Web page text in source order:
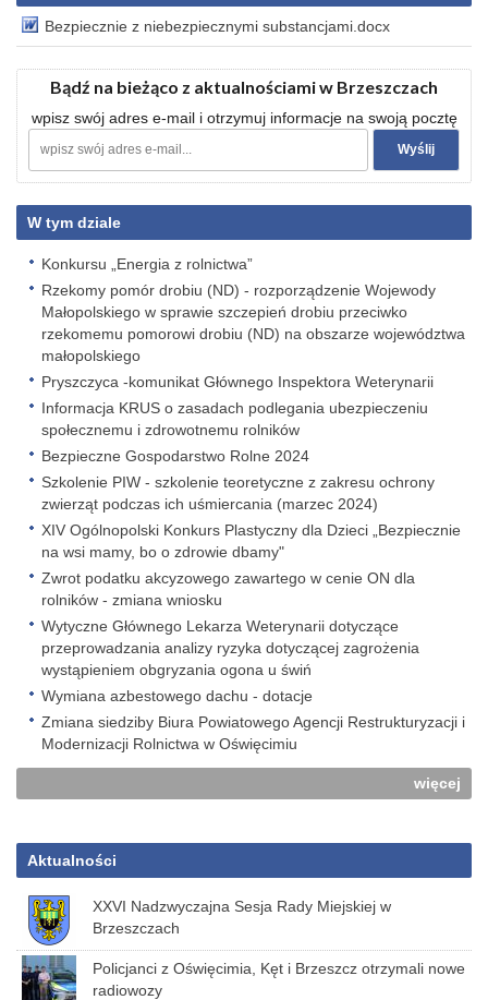
Bezpiecznie z niebezpiecznymi substancjami.docx
Bądź na bieżąco z aktualnościami w Brzeszczach
wpisz swój adres e-mail i otrzymuj informacje na swoją pocztę
W tym dziale
Konkursu „Energia z rolnictwa”
Rzekomy pomór drobiu (ND) - rozporządzenie Wojewody
Małopolskiego w sprawie szczepień drobiu przeciwko
rzekomemu pomorowi drobiu (ND) na obszarze województwa
małopolskiego
Pryszczyca -komunikat Głównego Inspektora Weterynarii
Informacja KRUS o zasadach podlegania ubezpieczeniu
społecznemu i zdrowotnemu rolników
Bezpieczne Gospodarstwo Rolne 2024
Szkolenie PIW - szkolenie teoretyczne z zakresu ochrony
zwierząt podczas ich uśmiercania (marzec 2024)
XIV Ogólnopolski Konkurs Plastyczny dla Dzieci „Bezpiecznie
na wsi mamy, bo o zdrowie dbamy"
Zwrot podatku akcyzowego zawartego w cenie ON dla
rolników - zmiana wniosku
Wytyczne Głównego Lekarza Weterynarii dotyczące
przeprowadzania analizy ryzyka dotyczącej zagrożenia
wystąpieniem obgryzania ogona u świń
Wymiana azbestowego dachu - dotacje
Zmiana siedziby Biura Powiatowego Agencji Restrukturyzacji i
Modernizacji Rolnictwa w Oświęcimiu
więcej
Aktualności
XXVI Nadzwyczajna Sesja Rady Miejskiej w
Brzeszczach
Policjanci z Oświęcimia, Kęt i Brzeszcz otrzymali nowe
radiowozy